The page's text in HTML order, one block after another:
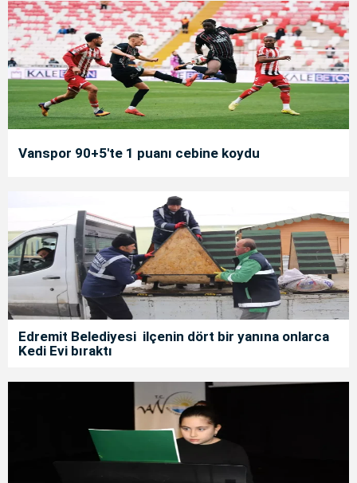
Vanspor 90+5'te 1 puanı cebine koydu
Edremit Belediyesi ilçenin dört bir yanına onlarca
Kedi Evi bıraktı